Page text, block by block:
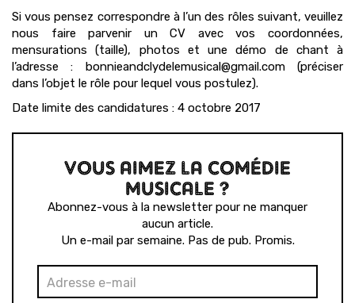
Si vous pensez correspondre à l’un des rôles suivant, veuillez
nous faire parvenir un CV avec vos coordonnées,
mensurations (taille), photos et une démo de chant à
l’adresse : bonnieandclydelemusical@gmail.com (préciser
dans l’objet le rôle pour lequel vous postulez).
Date limite des candidatures : 4 octobre 2017
VOUS AIMEZ LA COMÉDIE
MUSICALE ?
Abonnez-vous à la newsletter pour ne manquer
aucun article.
Un e-mail par semaine. Pas de pub. Promis.